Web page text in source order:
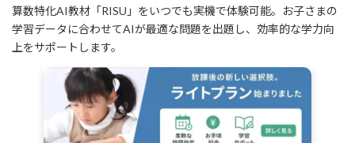
算数特化AI教材「RISU」をいつでも実機で体験可能。お子さまの
学習データに合わせてAIが最適な問題を出題し、効率的な学力向
上をサポートします。